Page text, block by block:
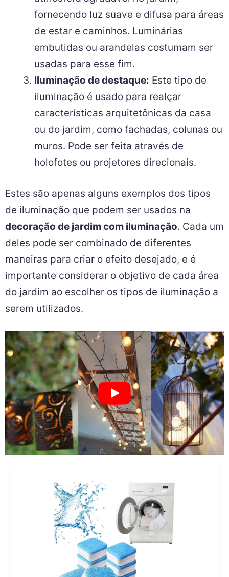
fornecendo luz suave e difusa para áreas
de estar e caminhos. Luminárias
embutidas ou arandelas costumam ser
usadas para esse fim.
Iluminação de destaque: Este tipo de
iluminação é usado para realçar
características arquitetônicas da casa
ou do jardim, como fachadas, colunas ou
muros. Pode ser feita através de
holofotes ou projetores direcionais.
Estes são apenas alguns exemplos dos tipos
de iluminação que podem ser usados na
decoração de jardim com iluminação. Cada um
deles pode ser combinado de diferentes
maneiras para criar o efeito desejado, e é
importante considerar o objetivo de cada área
do jardim ao escolher os tipos de iluminação a
serem utilizados.